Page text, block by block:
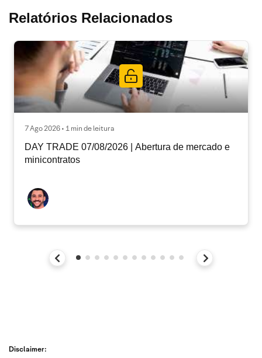
Relatórios Relacionados
7 Ago 2026 • 1 min de leitura
DAY TRADE 07/08/2026 | Abertura de mercado e
minicontratos
Disclaimer: